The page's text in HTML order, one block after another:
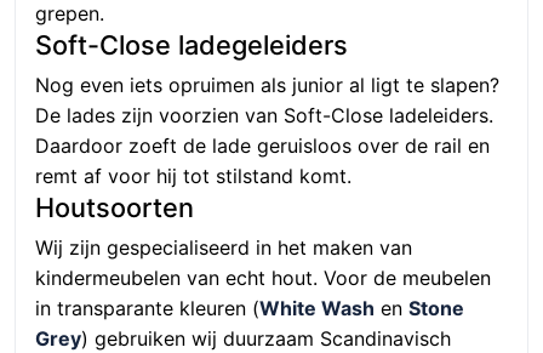
grepen.
Soft-Close ladegeleiders
Nog even iets opruimen als junior al ligt te slapen?
De lades zijn voorzien van Soft-Close ladeleiders.
Daardoor zoeft de lade geruisloos over de rail en
remt af voor hij tot stilstand komt.
Houtsoorten
Wij zijn gespecialiseerd in het maken van
kindermeubelen van echt hout. Voor de meubelen
in transparante kleuren (White Wash en Stone
Grey) gebruiken wij duurzaam Scandinavisch